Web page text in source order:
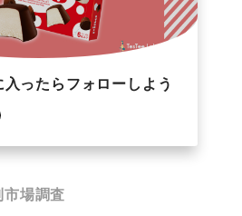
入ったらフォローしよう
市場調査